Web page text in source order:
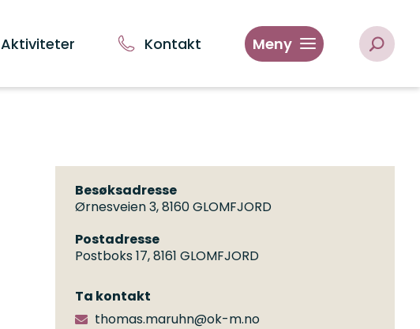
Aktiviteter Kontakt Meny
Besøksadresse
Ørnesveien 3, 8160 GLOMFJORD
Postadresse
Postboks 17, 8161 GLOMFJORD
Ta kontakt
thomas.maruhn@ok-m.no